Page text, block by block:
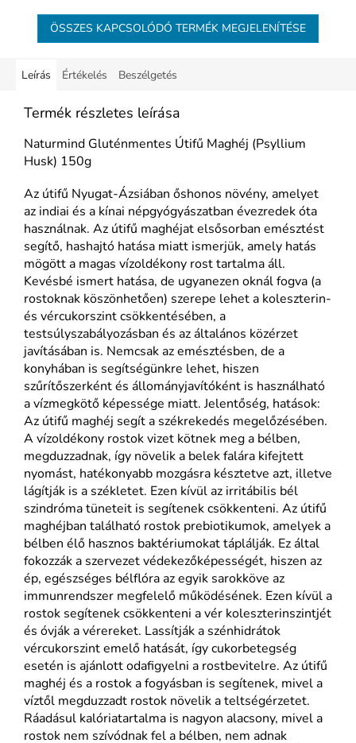
ÖSSZES KAPCSOLÓDÓ TERMÉK MEGJELENÍTÉSE
Leírás Értékelés Beszélgetés
Termék részletes leírása
Naturmind Gluténmentes Útifű Maghéj (Psyllium
Husk) 150g
Az útifű Nyugat-Ázsiában őshonos növény, amelyet
az indiai és a kínai népgyógyászatban évezredek óta
használnak. Az útifű maghéjat elsősorban emésztést
segítő, hashajtó hatása miatt ismerjük, amely hatás
mögött a magas vízoldékony rost tartalma áll.
Kevésbé ismert hatása, de ugyanezen oknál fogva (a
rostoknak köszönhetően) szerepe lehet a koleszterin-
és vércukorszint csökkentésében, a
testsúlyszabályozásban és az általános közérzet
javításában is. Nemcsak az emésztésben, de a
konyhában is segítségünkre lehet, hiszen
szűrítőszerként és állományjavítóként is használható
a vízmegkötő képessége miatt. Jelentőség, hatások:
Az útifű maghéj segít a székrekedés megelőzésében.
A vízoldékony rostok vizet kötnek meg a bélben,
megduzzadnak, így növelik a belek falára kifejtett
nyomást, hatékonyabb mozgásra késztetve azt, illetve
lágítják is a székletet. Ezen kívül az irritábilis bél
szindróma tüneteit is segítenek csökkenteni. Az útifű
maghéjban található rostok prebiotikumok, amelyek a
bélben élő hasznos baktériumokat táplálják. Ez által
fokozzák a szervezet védekezőképességét, hiszen az
ép, egészséges bélflóra az egyik sarokköve az
immunrendszer megfelelő működésének. Ezen kívül a
rostok segítenek csökkenteni a vér koleszterinszintjét
és óvják a vérereket. Lassítják a szénhidrátok
vércukorszint emelő hatását, így cukorbetegség
esetén is ajánlott odafigyelni a rostbevitelre. Az útifű
maghéj és a rostok a fogyásban is segítenek, mivel a
víztől megduzzadt rostok növelik a teltségérzetet.
Ráadásul kalóriatartalma is nagyon alacsony, mivel a
rostok nem szívódnak fel a bélben, nem adnak